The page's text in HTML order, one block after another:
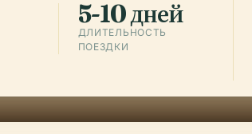
5-10 дней
ДЛИТЕЛЬНОСТЬ
ПОЕЗДКИ